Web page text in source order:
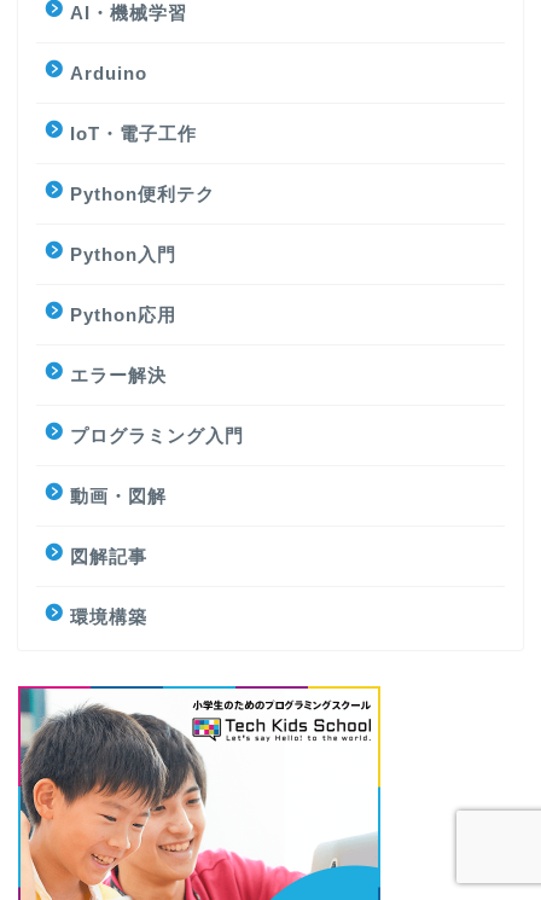
AI・機械学習
Arduino
IoT・電子工作
Python便利テク
Python入門
Python応用
エラー解決
プログラミング入門
動画・図解
図解記事
環境構築